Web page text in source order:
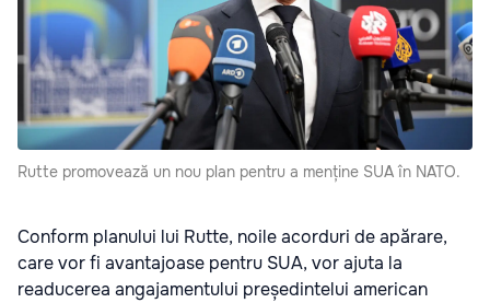
Rutte promovează un nou plan pentru a menține SUA în NATO.
Conform planului lui Rutte, noile acorduri de apărare,
care vor fi avantajoase pentru SUA, vor ajuta la
readucerea angajamentului președintelui american